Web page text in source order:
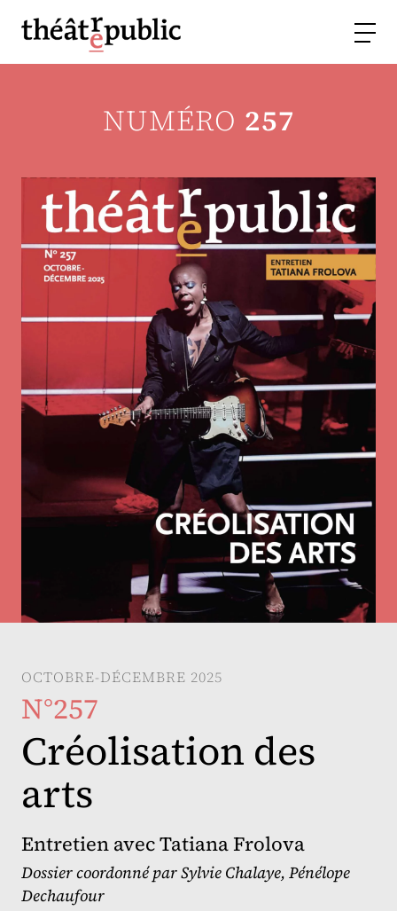
NUMÉRO 257
OCTOBRE-DÉCEMBRE 2025
N°257
Créolisation des
arts
Entretien avec Tatiana Frolova
Dossier coordonné parSylvie Chalaye, Pénélope
Dechaufour